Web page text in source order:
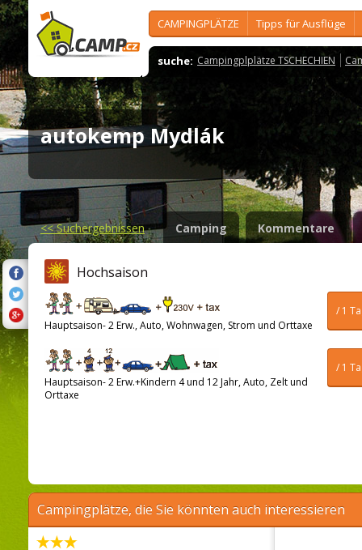
CAMPINGPLÄTZE Tipps für Ausflüge
suche: Campingplplätze TSCHECHIEN
autokemp Mydlák
<<Suchergebnissen Camping Kommentare
Hochsaison
/ 1
Hauptsaison- 2 Erw., Auto, Wohnwagen, Strom und Orttaxe
/ 1
Hauptsaison- 2 Erw.+Kindern 4 und 12 Jahr, Auto, Zelt und
Orttaxe
Campingplätze, die Sie könnten auch interessieren